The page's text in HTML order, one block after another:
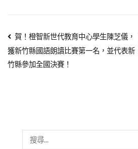
賀！橙智新世代教育中心學生陳芝儀，
獲新竹縣國語朗讀比賽第一名，並代表新
竹縣參加全國決賽！